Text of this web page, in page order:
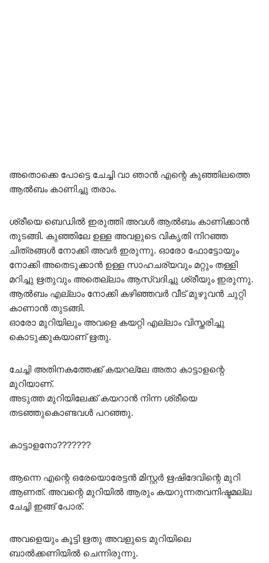
അതൊക്കെ പോട്ടെ ചേച്ചി വാ ഞാൻ എന്റെ കുഞ്ഞിലത്തെ
ആൽബം കാണിച്ചു തരാം.
ശ്രീയെ ബെഡിൽ ഇരുത്തി അവൾ ആൽബം കാണിക്കാൻ
തുടങ്ങി. കുഞ്ഞിലേ ഉള്ള അവളുടെ വികൃതി നിറഞ്ഞ
ചിത്രങ്ങൾ നോക്കി അവർ ഇരുന്നു. ഓരോ ഫോട്ടോയും
നോക്കി അതെടുക്കാൻ ഉള്ള സാഹചര്യവും മറ്റും തള്ളി
മറിച്ചു ഋതുവും അതെല്ലാം ആസ്വദിച്ചു ശ്രീയും ഇരുന്നു.
ആൽബം എല്ലാം നോക്കി കഴിഞ്ഞവർ വീട് മുഴുവൻ ചുറ്റി
കാണാൻ തുടങ്ങി.
ഓരോ മുറിയിലും അവളെ കയറ്റി എല്ലാം വിസ്തരിച്ചു
കൊടുക്കുകയാണ് ഋതു.
ചേച്ചി അതിനകത്തേക്ക് കയറല്ലേ അതാ കാട്ടാളന്റെ
മുറിയാണ്.
അടുത്ത മുറിയിലേക്ക് കയറാൻ നിന്ന ശ്രീയെ
തടഞ്ഞുകൊണ്ടവൾ പറഞ്ഞു.
കാട്ടാളനോ???????
ആന്നെ എന്റെ ഒരേയൊരേട്ടൻ മിസ്റ്റർ ഋഷിദേവിന്റെ മുറി
ആണത്. അവന്റെ മുറിയിൽ ആരും കയറുന്നതവനിഷ്ടമല്ല
ചേച്ചി ഇങ്ങ് പോര്.
അവളെയും കൂട്ടി ഋതു അവളുടെ മുറിയിലെ
ബാൽക്കണിയിൽ ചെന്നിരുന്നു.